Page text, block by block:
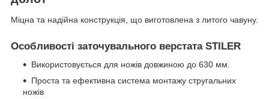
Міцна та надійна конструкція, що виготовлена з литого чавуну.
Особливості заточувального верстата STILER
Використовується для ножів довжиною до 630 мм.
Проста та ефективна система монтажу стругальних
ножів